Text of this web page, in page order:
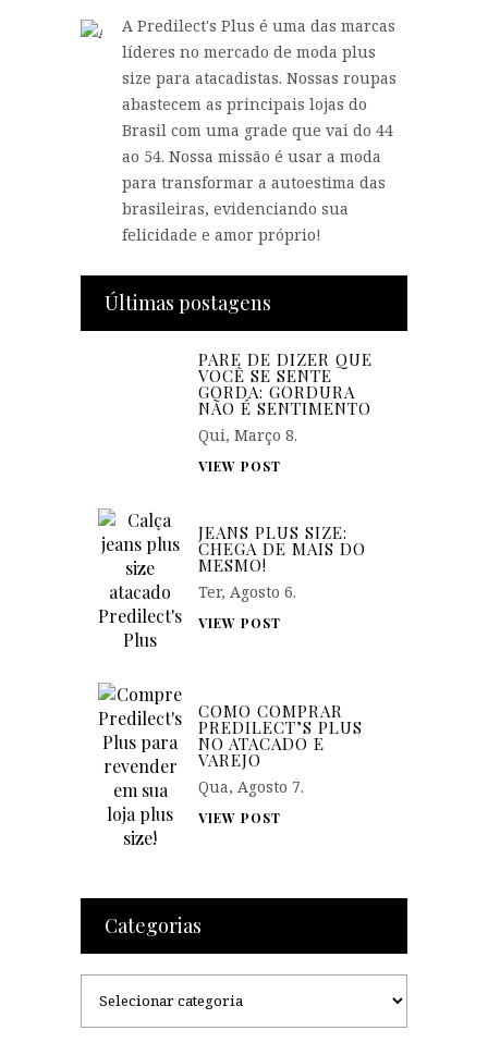
A Predilect's Plus é uma das marcas
líderes no mercado de moda plus
size para atacadistas. Nossas roupas
abastecem as principais lojas do
Brasil com uma grade que vai do 44
ao 54. Nossa missão é usar a moda
para transformar a autoestima das
brasileiras, evidenciando sua
felicidade e amor próprio!
Últimas postagens
PARE DE DIZER QUE
VOCÊ SE SENTE
GORDA: GORDURA
NÃO É SENTIMENTO
Qui, Março 8.
VIEW POST
JEANS PLUS SIZE:
CHEGA DE MAIS DO
MESMO!
Ter, Agosto 6.
VIEW POST
COMO COMPRAR
PREDILECT’S PLUS
NO ATACADO E
VAREJO
Qua, Agosto 7.
VIEW POST
Categorias
Categorias